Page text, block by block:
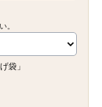
。
袋」